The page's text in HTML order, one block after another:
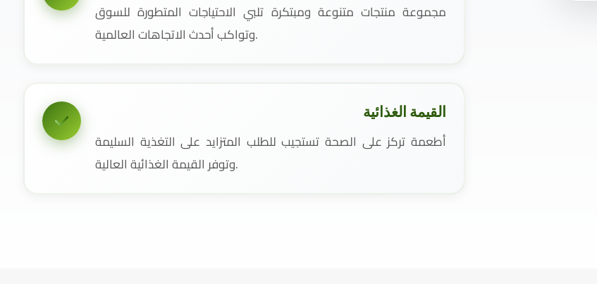
مجموعة منتجات متنوعة ومبتكرة تلبي الاحتياجات المتطورة للسوق
وتواكب أحدث الاتجاهات العالمية.
القيمة الغذائية
أطعمة تركز على الصحة تستجيب للطلب المتزايد على التغذية السليمة
وتوفر القيمة الغذائية العالية.